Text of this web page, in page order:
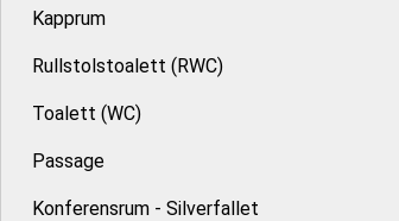
Kapprum
Rullstolstoalett (RWC)
Toalett (WC)
Passage
Konferensrum - Silverfallet